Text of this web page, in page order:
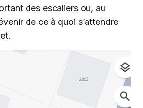
des escaliers ou, au
de ce à quoi s’attendre